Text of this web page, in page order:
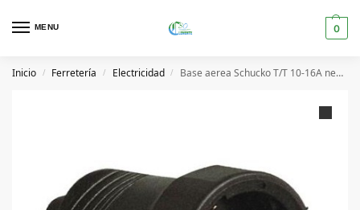
MENU 0
Inicio / Ferretería / Electricidad / Base aerea Schucko T/T 10-16A negra